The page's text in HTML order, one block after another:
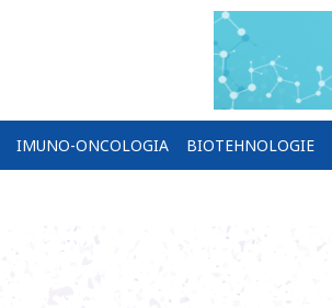
IMUNO-ONCOLOGIA BIOTEHNOLOGIE